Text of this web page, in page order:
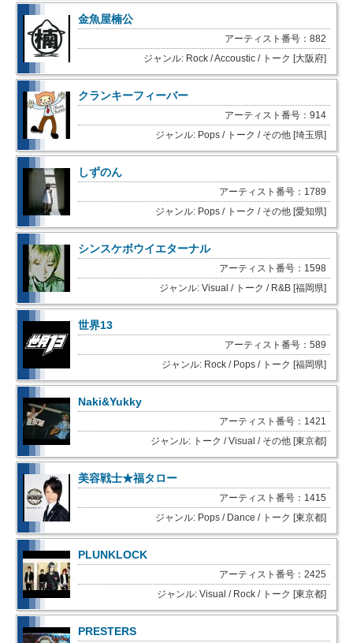
金魚屋楠公
アーティスト番号：882
ジャンル: Rock / Accoustic / トーク [大阪府]
クランキーフィーバー
アーティスト番号：914
ジャンル: Pops / トーク / その他 [埼玉県]
しずのん
アーティスト番号：1789
ジャンル: Pops / トーク / その他 [愛知県]
シンスケボウイエターナル
アーティスト番号：1598
ジャンル: Visual / トーク / R&B [福岡県]
世界13
アーティスト番号：589
ジャンル: Rock / Pops / トーク [福岡県]
Naki&Yukky
アーティスト番号：1421
ジャンル: トーク / Visual / その他 [東京都]
美容戦士★福タロー
アーティスト番号：1415
ジャンル: Pops / Dance / トーク [東京都]
PLUNKLOCK
アーティスト番号：2425
ジャンル: Visual / Rock / トーク [東京都]
PRESTERS